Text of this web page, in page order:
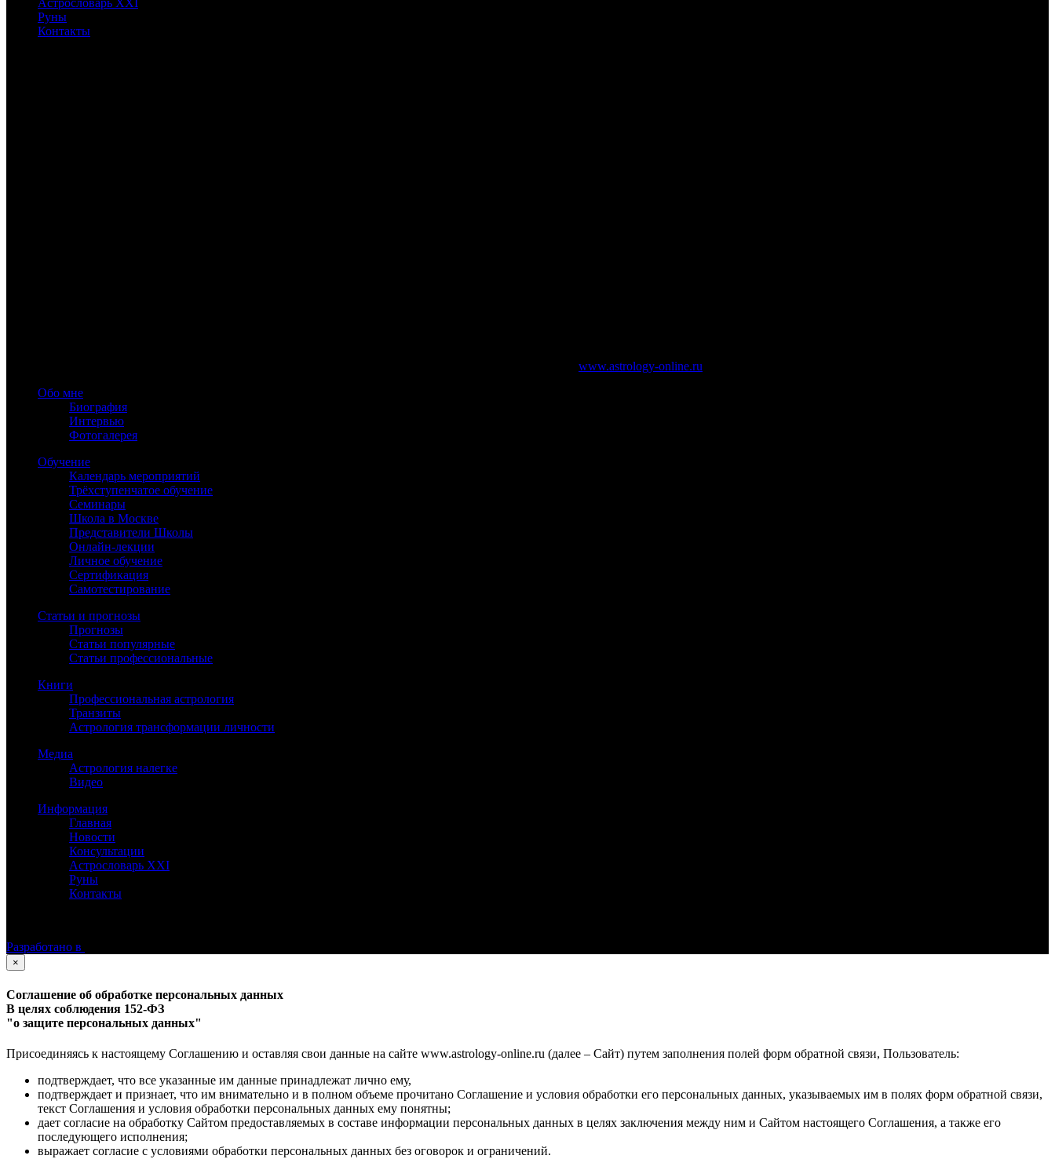
Руны
Контакты
www.astrology-online.ru
Обо мне
Биография
Интервью
Фотогалерея
Обучение
Календарь мероприятий
Трёхступенчатое обучение
Семинары
Школа в Москве
Представители Школы
Онлайн-лекции
Личное обучение
Сертификация
Самотестирование
Статьи и прогнозы
Прогнозы
Статьи популярные
Статьи профессиональные
Книги
Профессиональная астрология
Транзиты
Астрология трансформации личности
Медиа
Астрология налегке
Видео
Информация
Главная
Новости
Консультации
Астрословарь XXI
Руны
Контакты
Разработано в
×
Соглашение об обработке персональных данных
В целях соблюдения 152-ФЗ
"о защите персональных данных"
Присоединяясь к настоящему Соглашению и оставляя свои данные на сайте www.astrology-online.ru (далее – Сайт) путем заполнения полей форм обратной связи, Пользователь:
подтверждает, что все указанные им данные принадлежат лично ему,
подтверждает и признает, что им внимательно и в полном объеме прочитано Соглашение и условия обработки его персональных данных, указываемых им в полях форм обратной связи,
текст Соглашения и условия обработки персональных данных ему понятны;
дает согласие на обработку Сайтом предоставляемых в составе информации персональных данных в целях заключения между ним и Сайтом настоящего Соглашения, а также его
последующего исполнения;
выражает согласие с условиями обработки персональных данных без оговорок и ограничений.